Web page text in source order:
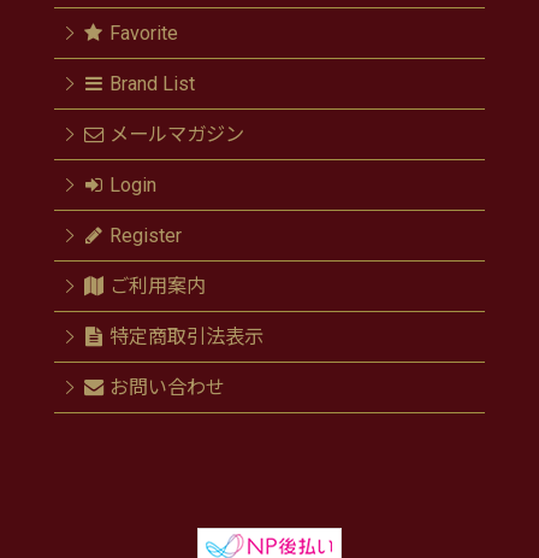
Favorite
Brand List
メールマガジン
Login
Register
ご利用案内
特定商取引法表示
お問い合わせ